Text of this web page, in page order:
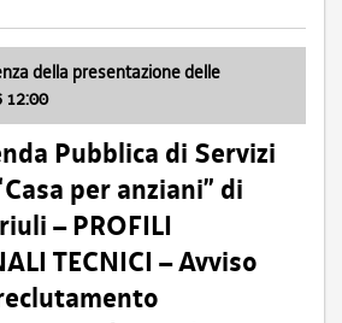
della presentazione delle
12:00
Pubblica di Servizi
per anziani” di
– PROFILI
TECNICI – Avviso